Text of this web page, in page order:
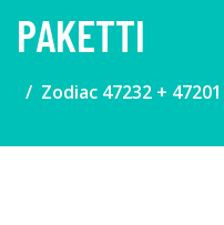
PAKETTI
Zodiac 47232 +